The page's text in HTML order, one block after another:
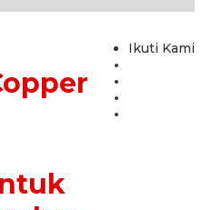
Ikuti Kami